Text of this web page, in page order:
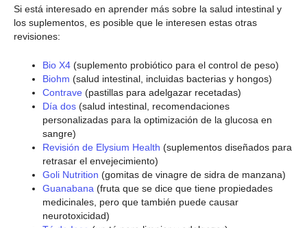
Si está interesado en aprender más sobre la salud intestinal y
los suplementos, es posible que le interesen estas otras
revisiones:
Bio X4 (suplemento probiótico para el control de peso)
Biohm (salud intestinal, incluidas bacterias y hongos)
Contrave (pastillas para adelgazar recetadas)
Día dos (salud intestinal, recomendaciones
personalizadas para la optimización de la glucosa en
sangre)
Revisión de Elysium Health (suplementos diseñados para
retrasar el envejecimiento)
Goli Nutrition (gomitas de vinagre de sidra de manzana)
Guanabana (fruta que se dice que tiene propiedades
medicinales, pero que también puede causar
neurotoxicidad)